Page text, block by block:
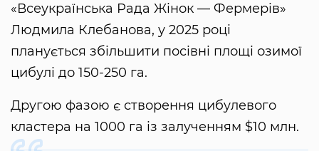
«Всеукраїнська Рада Жінок — Фермерів»
Людмила Клебанова, у 2025 році
планується збільшити посівні площі озимої
цибулі до 150-250 га.
Другою фазою є створення цибулевого
кластера на 1000 га із залученням $10 млн.